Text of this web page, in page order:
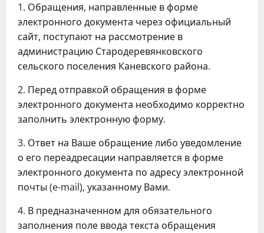
1. Обращения, направленные в форме
электронного документа через официальный
сайт, поступают на рассмотрение в
администрацию Стародеревянковского
сельского поселения Каневского района.
2. Перед отправкой обращения в форме
электронного документа необходимо корректно
заполнить электронную форму.
3. Ответ на Ваше обращение либо уведомление
о его переадресации направляется в форме
электронного документа по адресу электронной
почты (e-mail), указанному Вами.
4. В предназначенном для обязательного
заполнения поле ввода текста обращения